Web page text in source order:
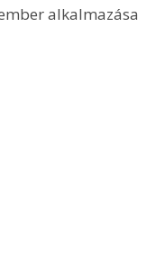
alkalmazása